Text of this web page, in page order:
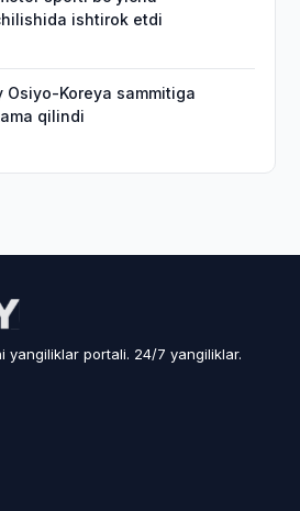
ishtirok etdi
Osiyo-Koreya sammitiga
qilindi
yangiliklar portali. 24/7 yangiliklar.